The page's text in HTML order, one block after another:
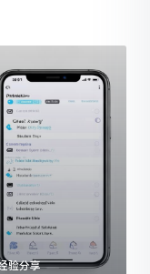
验分享